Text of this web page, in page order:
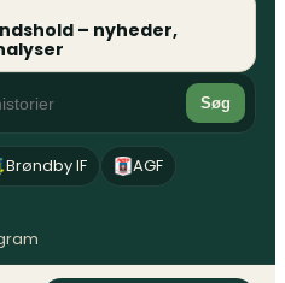
– nyheder,
Søg
Brøndby IF
AGF